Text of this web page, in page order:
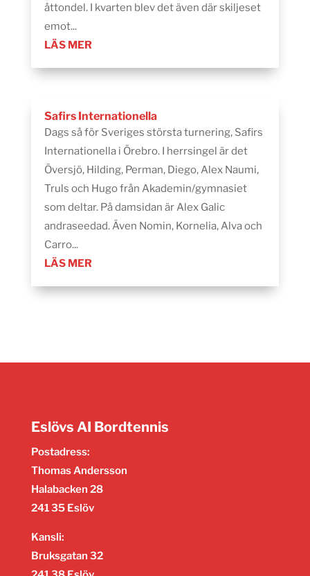
åttondel. I kvarten blev det även där skiljeset
emot...
LÄS MER
Safirs Internationella
Dags så för Sveriges största turnering, Safirs
Internationella i Örebro. I herrsingel är det
Översjö, Hilding, Perman, Diego, Alex Naumi,
Truls och Hugo från Akademin/gymnasiet
som deltar. På damsidan är Alex Galic
andraseedad. Även Nomin, Kornelia, Alva och
Carro...
LÄS MER
Eslövs AI Bordtennis
Postadress:
Thomas Andersson
Halabacken 28
241 35 Eslöv
Kansli:
Bruksgatan 32